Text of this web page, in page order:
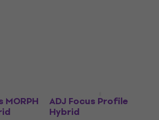
ADJ Focus Profile
Hybrid